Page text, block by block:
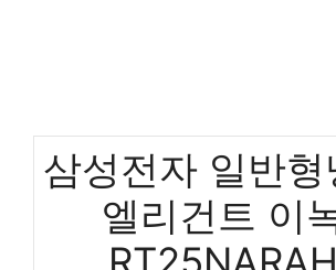
삼성전자 일반형
엘리건트 이